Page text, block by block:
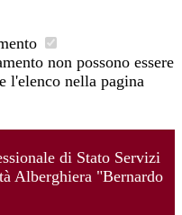
non possono essere
l'elenco nella pagina
di Stato Servizi
Alberghiera "Bernardo